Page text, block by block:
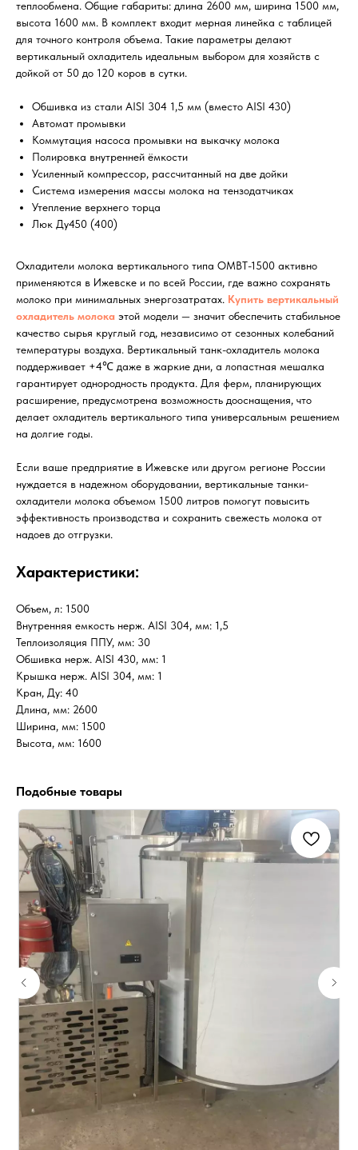
теплообмена. Общие габариты: длина 2600 мм, ширина 1500 мм,
высота 1600 мм. В комплект входит мерная линейка с таблицей
для точного контроля объема. Такие параметры делают
вертикальный охладитель идеальным выбором для хозяйств с
дойкой от 50 до 120 коров в сутки.
Обшивка из стали AISI 304 1,5 мм (вместо AISI 430)
Автомат промывки
Коммутация насоса промывки на выкачку молока
Полировка внутренней ёмкости
Усиленный компрессор, рассчитанный на две дойки
Система измерения массы молока на тензодатчиках
Утепление верхнего торца
Люк Ду450 (400)
Охладители молока вертикального типа ОМВТ-1500 активно
применяются в Ижевске и по всей России, где важно сохранять
молоко при минимальных энергозатратах. Купить вертикальный
охладитель молока этой модели — значит обеспечить стабильное
качество сырья круглый год, независимо от сезонных колебаний
температуры воздуха. Вертикальный танк-охладитель молока
поддерживает +4℃ даже в жаркие дни, а лопастная мешалка
гарантирует однородность продукта. Для ферм, планирующих
расширение, предусмотрена возможность дооснащения, что
делает охладитель вертикального типа универсальным решением
на долгие годы.
Если ваше предприятие в Ижевске или другом регионе России
нуждается в надежном оборудовании, вертикальные танки-
охладители молока объемом 1500 литров помогут повысить
эффективность производства и сохранить свежесть молока от
надоев до отгрузки.
Характеристики:
Объем, л: 1500
Внутренняя емкость нерж. AISI 304, мм: 1,5
Теплоизоляция ППУ, мм: 30
Обшивка нерж. AISI 430, мм: 1
Крышка нерж. AISI 304, мм: 1
Кран, Ду: 40
Длина, мм: 2600
Ширина, мм: 1500
Высота, мм: 1600
Подобные товары